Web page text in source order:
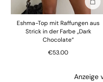
In
Eshma-Top mit Raffungen aus
Strick in der Farbe „Dark
Chocolate“
€53.00
Anzeige